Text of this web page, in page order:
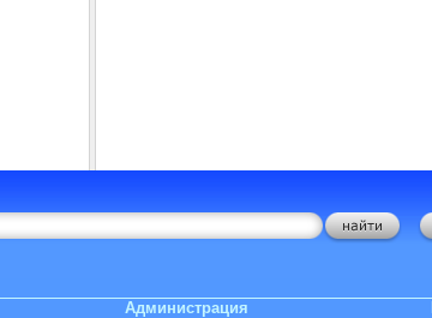
Администрация